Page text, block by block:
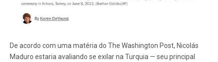
De acordo com uma matéria do The Washington Post, Nicolás
Maduro estaria avaliando se exilar na Turquia — seu principal